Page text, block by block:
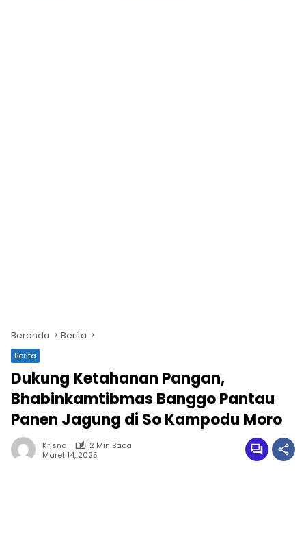
Beranda Berita
Berita
Dukung Ketahanan Pangan,
Bhabinkamtibmas Banggo Pantau
Panen Jagung di So Kampodu Moro
Krisna
2 Min Baca
Maret 14, 2025